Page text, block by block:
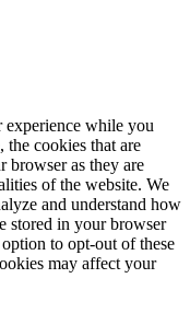
experience while you
the cookies that are
browser as they are
of the website. We
and understand how
stored in your browser
to opt-out of these
may affect your